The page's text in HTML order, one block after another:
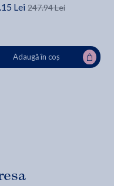
Lei 247.94 Lei
Adaugă în coș